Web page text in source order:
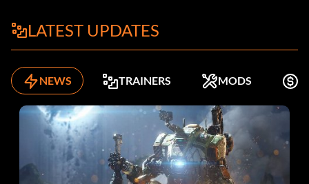
LATEST UPDATES
NEWS TRAINERS MODS